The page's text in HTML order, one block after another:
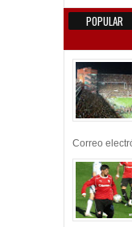
POPULAR
Correo